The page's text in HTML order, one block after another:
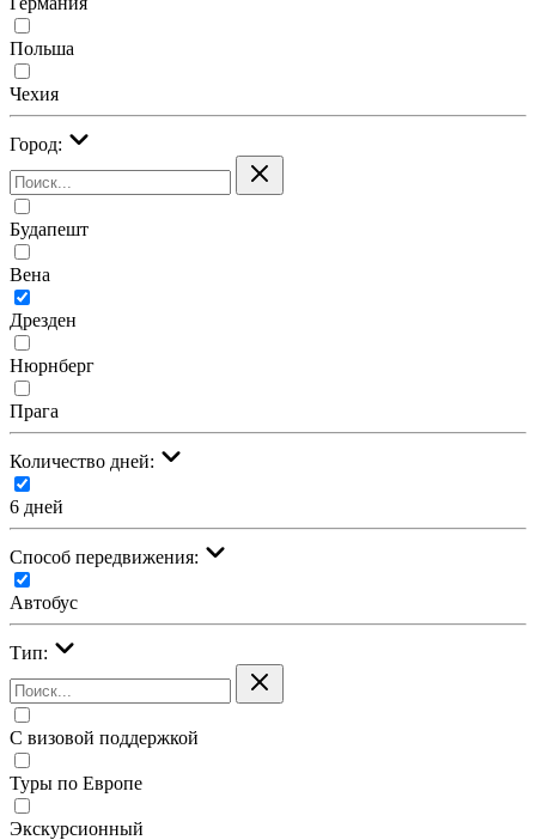
Польша
Чехия
Город:
Будапешт
Вена
Дрезден
Нюрнберг
Прага
Количество дней:
6 дней
Cпособ передвижения:
Автобус
Тип:
С визовой поддержкой
Туры по Европе
Экскурсионный